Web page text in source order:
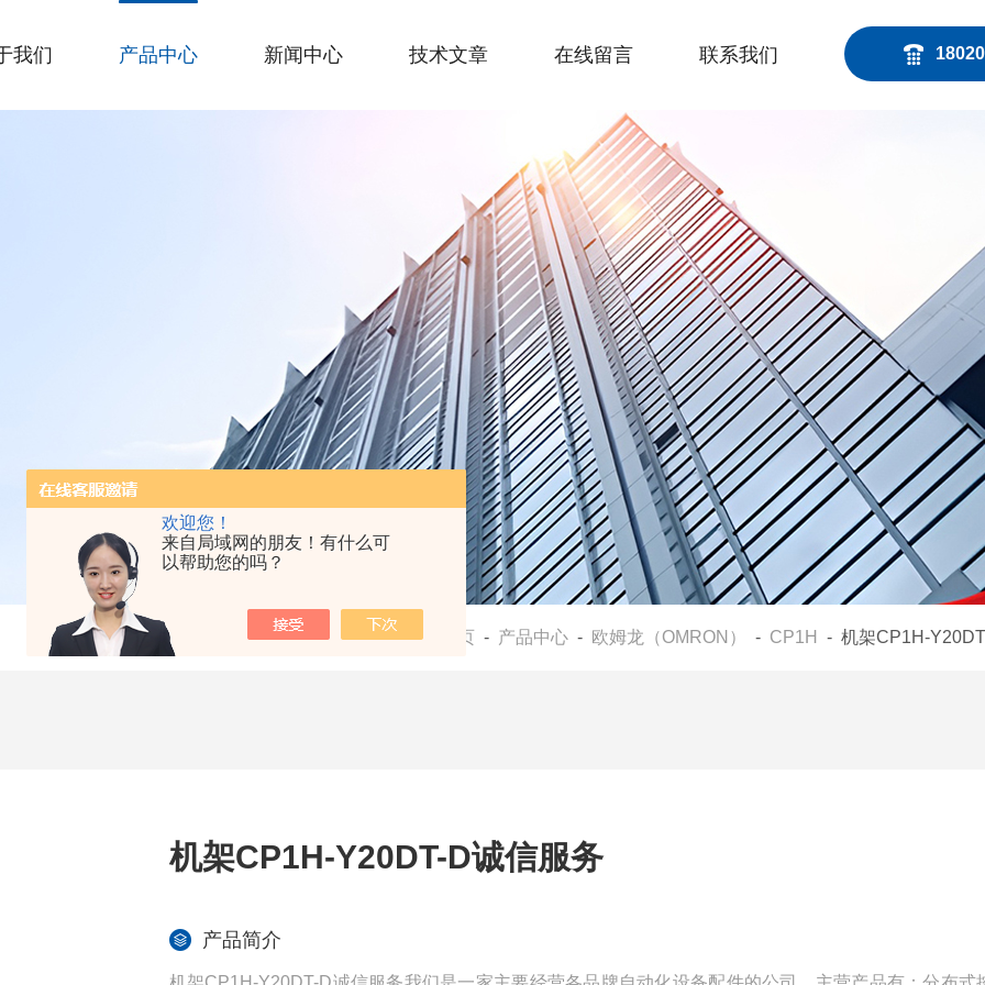
欢迎您！
来自局域网的朋友！有什么可
以帮助您的吗？
我们 产品中心 新闻中心 技术文章 在线留言 联系我们
当前位置： 首页 - 产品中心 - 欧姆龙（OMRON） - CP1H - 机架CP1H-
机架CP1H-Y20DT-D诚信服务
产品简介